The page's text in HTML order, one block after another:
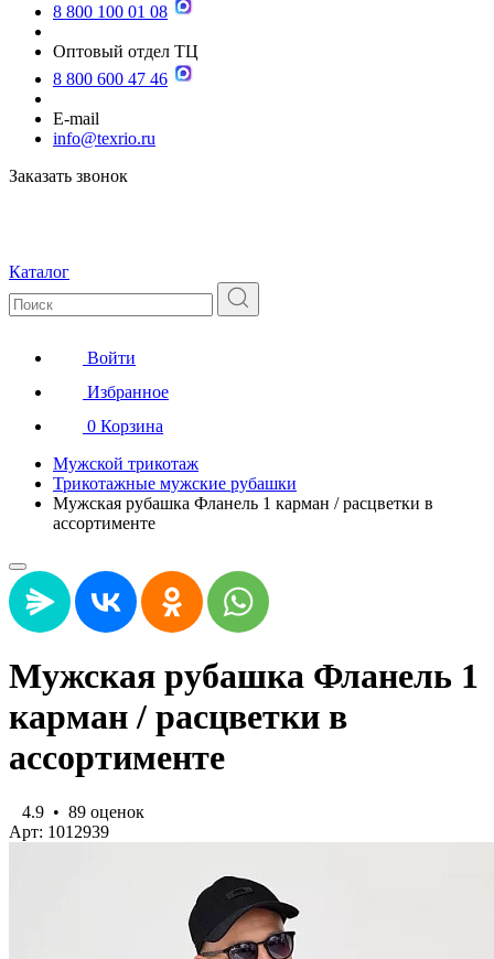
8 800 100 01 08
Оптовый отдел ТЦ
8 800 600 47 46
E-mail
info@texrio.ru
Заказать звонок
Каталог
Войти
Избранное
0 Корзина
Мужской трикотаж
Трикотажные мужские рубашки
Мужская рубашка Фланель 1 карман / расцветки в
ассортименте
Мужская рубашка Фланель 1
карман / расцветки в
ассортименте
4.9 • 89 оценок
Арт: 1012939